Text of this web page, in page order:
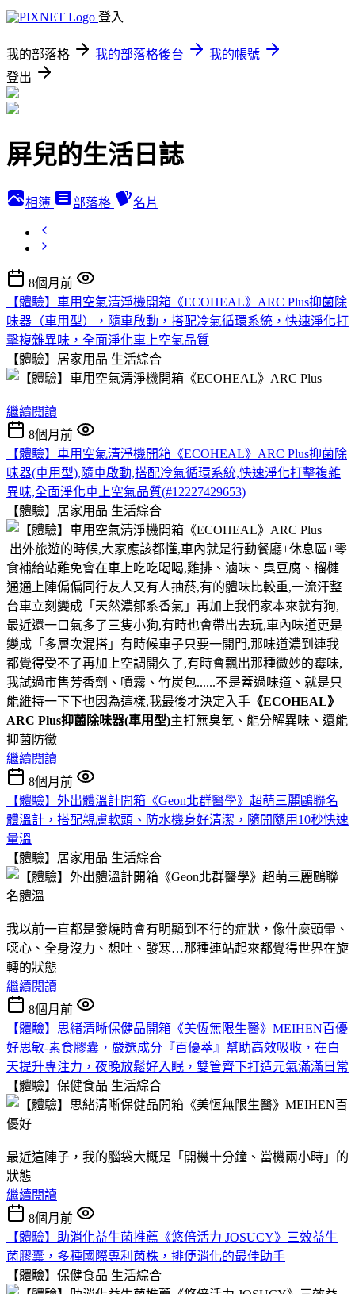
登入
我的部落格 我的部落格後台
我的帳號
登出
屏兒的生活日誌
相簿 部落格 名片
8個月前
【體驗】車用空氣清淨機開箱《ECOHEAL》ARC Plus抑菌除
味器（車用型），隨車啟動，搭配冷氣循環系統，快速淨化打
擊複雜異味，全面淨化車上空氣品質
【體驗】居家用品 生活綜合
繼續閱讀
8個月前
【體驗】車用空氣清淨機開箱《ECOHEAL》ARC Plus抑菌除
味器(車用型),隨車啟動,搭配冷氣循環系統,快速淨化打擊複雜
異味,全面淨化車上空氣品質(#12227429653)
【體驗】居家用品 生活綜合
出外旅遊的時候,大家應該都懂,車內就是行動餐廳+休息區+零
食補給站難免會在車上吃吃喝喝,雞排、滷味、臭豆腐、榴槤
通通上陣偏偏同行友人又有人抽菸,有的體味比較重,一流汗整
台車立刻變成「天然濃郁系香氣」再加上我們家本來就有狗,
最近還一口氣多了三隻小狗,有時也會帶出去玩,車內味道更是
變成「多層次混搭」有時候車子只要一開門,那味道濃到連我
都覺得受不了再加上空調開久了,有時會飄出那種微妙的霉味,
我試過市售芳香劑、噴霧、竹炭包......不是蓋過味道、就是只
能維持一下下也因為這樣,我最後才決定入手 《ECOHEAL》
ARC Plus抑菌除味器(車用型)主打無臭氧、能分解異味、還能
抑菌防黴
繼續閱讀
8個月前
【體驗】外出體溫計開箱《Geon北群醫學》超萌三麗鷗聯名
體溫計，搭配親膚軟頭、防水機身好清潔，隨開隨用10秒快速
量溫
【體驗】居家用品 生活綜合
我以前一直都是發燒時會有明顯到不行的症狀，像什麼頭暈、
噁心、全身沒力、想吐、發寒…那種連站起來都覺得世界在旋
轉的狀態
繼續閱讀
8個月前
【體驗】思緒清晰保健品開箱《美恆無限生醫》MEIHEN百優
好思敏-素食膠囊，嚴選成分『百優萃』幫助高效吸收，在白
天提升專注力，夜晚放鬆好入眠，雙管齊下打造元氣滿滿日常
【體驗】保健食品 生活綜合
最近這陣子，我的腦袋大概是「開機十分鐘、當機兩小時」的
狀態
繼續閱讀
8個月前
【體驗】助消化益生菌推薦《悠倍活力 JOSUCY》三效益生
菌膠囊，多種國際專利菌株，排便消化的最佳助手
【體驗】保健食品 生活綜合